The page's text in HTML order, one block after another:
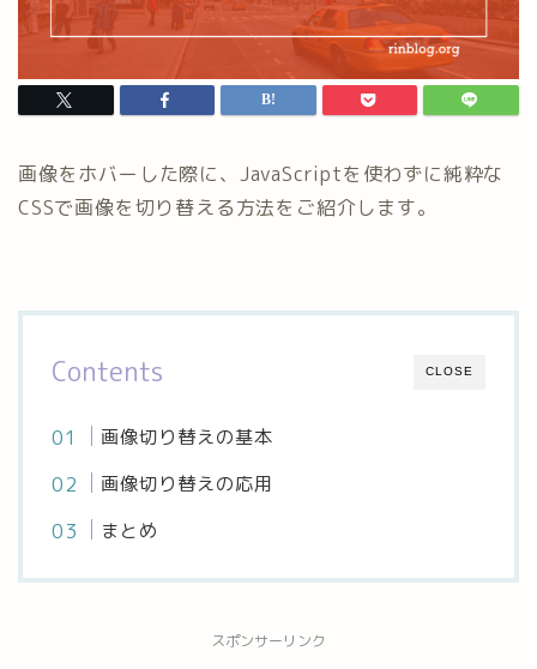
画像をホバーした際に、JavaScriptを使わずに純粋な
CSSで画像を切り替える方法をご紹介します。
CLOSE
Contents
画像切り替えの基本
画像切り替えの応用
まとめ
スポンサーリンク